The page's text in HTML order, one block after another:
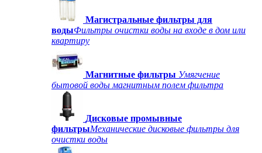
Магистральные фильтры для
водыФильтры очистки воды на входе в дом или
квартиру
Магнитные фильтры Умягчение
бытовой воды магнитным полем фильтра
Дисковые промывные
фильтрыМеханические дисковые фильтры для
очистки воды